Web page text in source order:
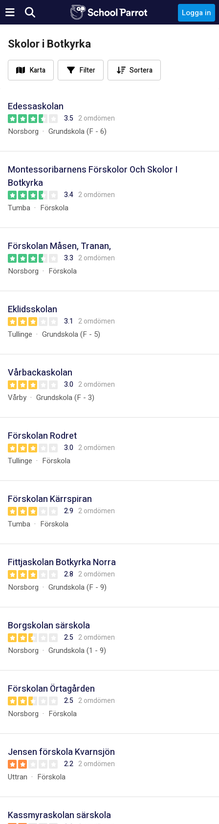
Logga in
Skolor i Botkyrka
Karta Filter Sortera
Edessaskolan
3.5 2 omdömen
Norsborg Grundskola (F - 6)
Montessoribarnens Förskolor Och Skolor I
Botkyrka
3.4 2 omdömen
Tumba Förskola
Förskolan Måsen, Tranan,
3.3 2 omdömen
Norsborg Förskola
Eklidsskolan
3.1 2 omdömen
Tullinge Grundskola (F - 5)
Vårbackaskolan
3.0 2 omdömen
Vårby Grundskola (F - 3)
Förskolan Rodret
3.0 2 omdömen
Tullinge Förskola
Förskolan Kärrspiran
2.9 2 omdömen
Tumba Förskola
Fittjaskolan Botkyrka Norra
2.8 2 omdömen
Norsborg Grundskola (F - 9)
Borgskolan särskola
2.5 2 omdömen
Norsborg Grundskola (1 - 9)
Förskolan Örtagården
2.5 2 omdömen
Norsborg Förskola
Jensen förskola Kvarnsjön
2.2 2 omdömen
Uttran Förskola
Kassmyraskolan särskola